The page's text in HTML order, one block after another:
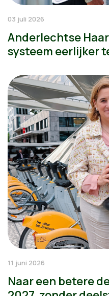
03 juli 2026
Anderlechtse
systeem eerlijker
11 juni 2026
Naar een betere